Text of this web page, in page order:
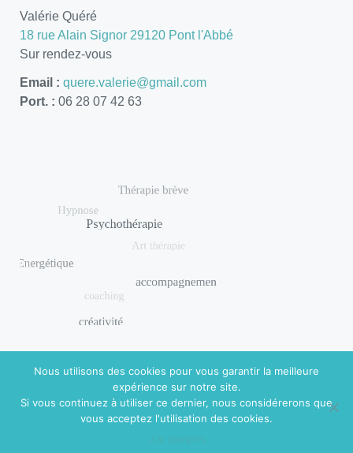
Valérie Quéré
18 rue Alain Signor 29120 Pont l'Abbé
Sur rendez-vous
Email : quere.valerie@gmail.com
Port. : 06 28 07 42 63
© 2018 DISHUAL. Réalisé parVirginie Guidal
Mentions
Nous utilisons des cookies pour vous garantir la meilleure
expérience sur notre site.
Si vous continuez à utiliser ce dernier, nous considérerons que
vous acceptez l'utilisation des cookies.